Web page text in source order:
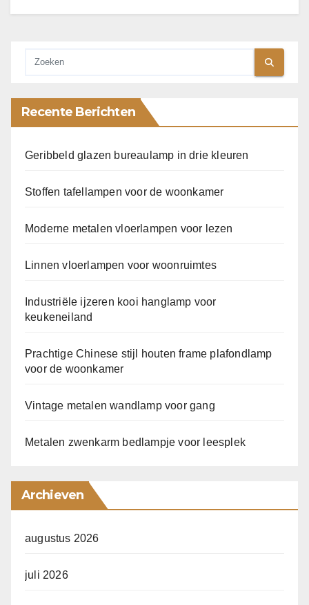
Recente Berichten
Geribbeld glazen bureaulamp in drie kleuren
Stoffen tafellampen voor de woonkamer
Moderne metalen vloerlampen voor lezen
Linnen vloerlampen voor woonruimtes
Industriële ijzeren kooi hanglamp voor
keukeneiland
Prachtige Chinese stijl houten frame plafondlamp
voor de woonkamer
Vintage metalen wandlamp voor gang
Metalen zwenkarm bedlampje voor leesplek
Archieven
augustus 2026
juli 2026